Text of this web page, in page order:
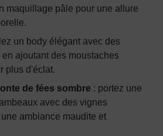
maquillage pâle pour une allure
un body élégant avec des
ajoutant des moustaches
plus d'éclat.
de fées sombre : portez une
avec des vignes
ambiance maudite et